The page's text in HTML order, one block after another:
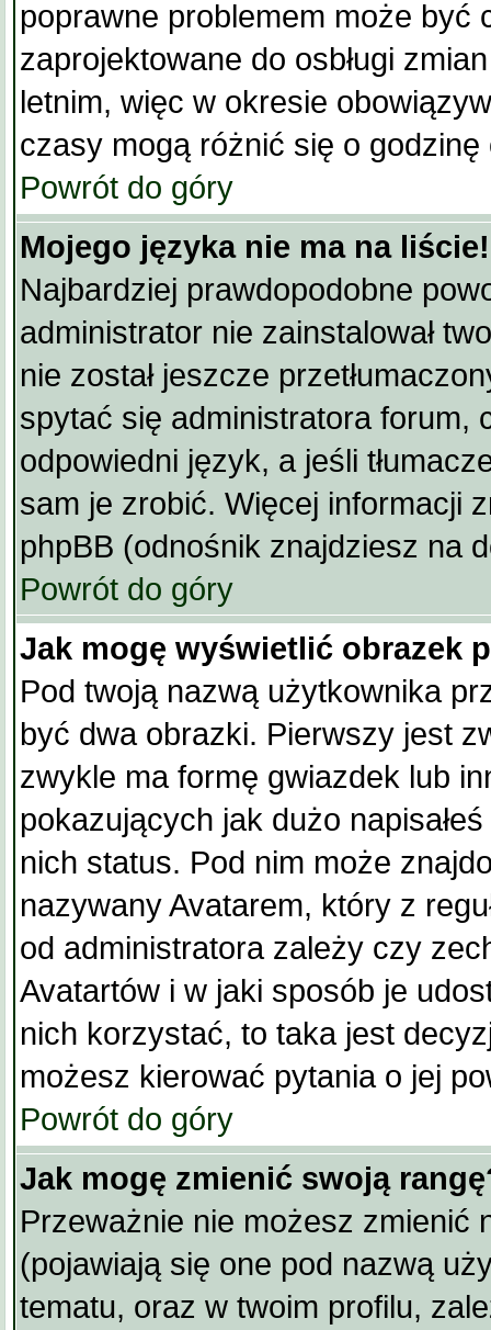
poprawne problemem może być
zaprojektowane do osbługi
letnim, więc w okresie
czasy mogą różnić się o
Powrót do góry
Mojego języka nie ma na liście!
Najbardziej prawdopodobne
administrator nie zainstalował
nie został jeszcze
spytać się administratora forum,
odpowiedni język, a jeśli
sam je zrobić. Więcej informacji
phpBB (odnośnik znajdziesz na
Powrót do góry
Jak mogę wyświetlić obrazek
Pod twoją nazwą użytkownika
być dwa obrazki. Pierwszy jest
zwykle ma formę gwiazdek lub
pokazujących jak dużo
nich status. Pod nim może
nazywany Avatarem, który z
od administratora zależy czy
Avatartów i w jaki sposób je
nich korzystać, to taka jest
możesz kierować pytania o jej
Powrót do góry
Jak mogę zmienić swoją
Przeważnie nie możesz zmienić
(pojawiają się one pod nazwą
tematu, oraz w twoim profilu,